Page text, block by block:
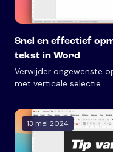
Snel en effectief
tekst in Word
Verwijder ongewenste
met verticale selectie
13 mei 2024